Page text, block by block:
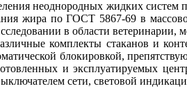
неоднородных жидких
жира по ГОСТ 5867-69 в
в области
комплекты стаканов и
блокировкой,
и эксплуатируемых
сети, световой